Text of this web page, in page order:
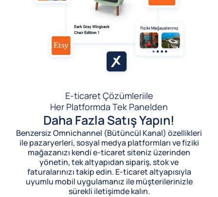
E-ticaret Çözümleriile
Her Platformda Tek Panelden
Daha Fazla Satış Yapın!
Benzersiz Omnichannel (Bütüncül Kanal) özellikleri
ile pazaryerleri, sosyal medya platformları ve fiziki
mağazanızı kendi e-ticaret siteniz üzerinden
yönetin, tek altyapıdan sipariş, stok ve
faturalarınızı takip edin. E-ticaret altyapısıyla
uyumlu mobil uygulamanız ile müşterilerinizle
sürekli iletişimde kalın.